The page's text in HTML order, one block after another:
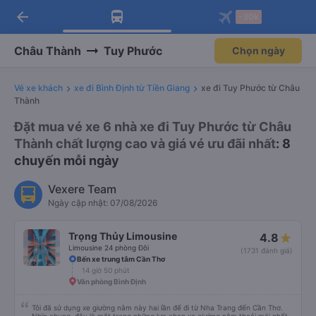
Tải app Vexere ngay!
Nhận ưu đãi thành viên độc
Mở app
Tải app Vexere
-30k/ghế khi đặt vé máy bay qua
Mở app
arrow_back
Châu Thành Tuy Phước Chọn ngày
Vé xe khách xe đi Bình Định từ Tiền Giang
xe đi Tuy Phước từ Châu
Thành
Đặt mua vé xe 6 nhà xe đi Tuy Phước từ Châu
Thành chất lượng cao và giá vé ưu đãi nhất: 8
chuyến mỗi ngày
Vexere Team
Ngày cập nhật: 07/08/2026
Trọng Thủy Limousine
Limousine 24 phòng Đôi
4.8
(1731 đánh giá)
Bến xe trung tâm Cần Thơ
14 giờ 50 phút
Văn phòng Bình Định
Tôi đã sử dụng xe giường nằm này hai lần để đi từ Nha Trang đến Cần Thơ.